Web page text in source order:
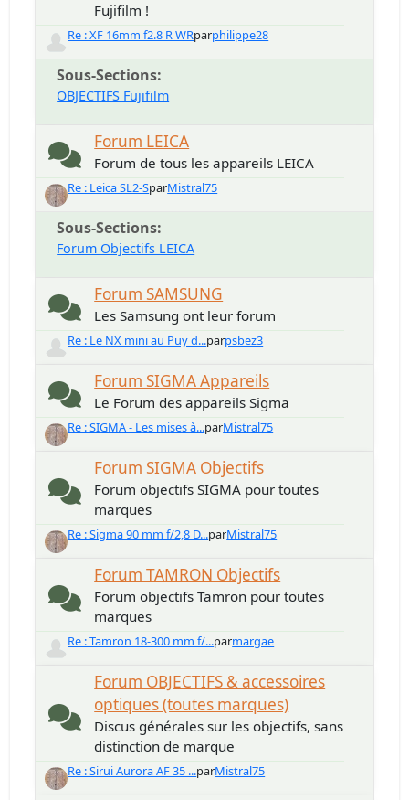
Fujifilm !
Re : XF 16mm f2.8 R WRparphilippe28
Sous-Sections
OBJECTIFS Fujifilm
Forum LEICA
Forum de tous les appareils LEICA
Re : Leica SL2-SparMistral75
Sous-Sections
Forum Objectifs LEICA
Forum SAMSUNG
Les Samsung ont leur forum
Re : Le NX mini au Puy d...parpsbez3
Forum SIGMA Appareils
Le Forum des appareils Sigma
Re : SIGMA - Les mises à...parMistral75
Forum SIGMA Objectifs
Forum objectifs SIGMA pour toutes
marques
Re : Sigma 90 mm f/2,8 D...parMistral75
Forum TAMRON Objectifs
Forum objectifs Tamron pour toutes
marques
Re : Tamron 18-300 mm f/...parmargae
Forum OBJECTIFS & accessoires
optiques (toutes marques)
Discus générales sur les objectifs, sans
distinction de marque
Re : Sirui Aurora AF 35 ...parMistral75